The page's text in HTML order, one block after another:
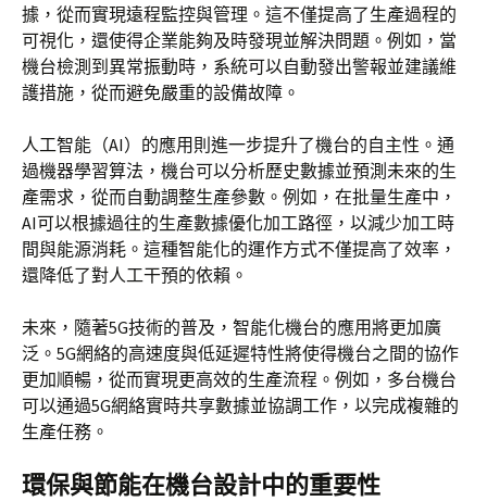
據，從而實現遠程監控與管理。這不僅提高了生產過程的
可視化，還使得企業能夠及時發現並解決問題。例如，當
機台檢測到異常振動時，系統可以自動發出警報並建議維
護措施，從而避免嚴重的設備故障。
人工智能（AI）的應用則進一步提升了機台的自主性。通
過機器學習算法，機台可以分析歷史數據並預測未來的生
產需求，從而自動調整生產參數。例如，在批量生產中，
AI可以根據過往的生產數據優化加工路徑，以減少加工時
間與能源消耗。這種智能化的運作方式不僅提高了效率，
還降低了對人工干預的依賴。
未來，隨著5G技術的普及，智能化機台的應用將更加廣
泛。5G網絡的高速度與低延遲特性將使得機台之間的協作
更加順暢，從而實現更高效的生產流程。例如，多台機台
可以通過5G網絡實時共享數據並協調工作，以完成複雜的
生產任務。
環保與節能在機台設計中的重要性